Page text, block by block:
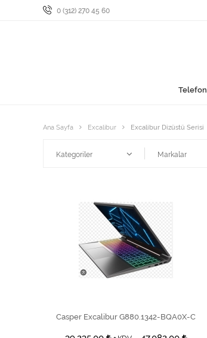
0 (312) 270 45 60
Telefon
Ana Sayfa Excalibur Excalibur Dizüstü Serisi
Kategoriler Markalar
SEPETE EKLE
Casper Excalibur G880.1342-BQA0X-C